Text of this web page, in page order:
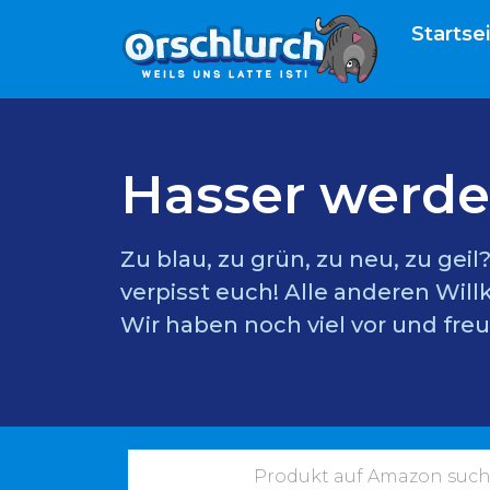
Hasser
Zu blau, zu grün, zu neu, zu
verpisst euch! Alle anderen
Wir haben noch viel vor und